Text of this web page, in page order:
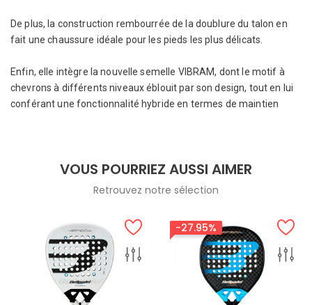
De plus, la construction rembourrée de la doublure du talon en
fait une chaussure idéale pour les pieds les plus délicats.
Enfin, elle intègre la nouvelle semelle VIBRAM, dont le motif à
chevrons à différents niveaux éblouit par son design, tout en lui
conférant une fonctionnalité hybride en termes de maintien
VOUS POURRIEZ AUSSI AIMER
Retrouvez notre sélection
-27.95%